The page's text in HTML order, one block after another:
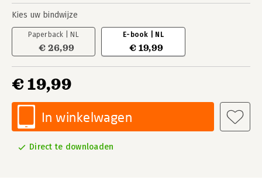
Kies uw bindwijze
Paperback | NL
€ 26,99
E-book | NL
€ 19,99
€ 19,99
In winkelwagen
Direct te downloaden